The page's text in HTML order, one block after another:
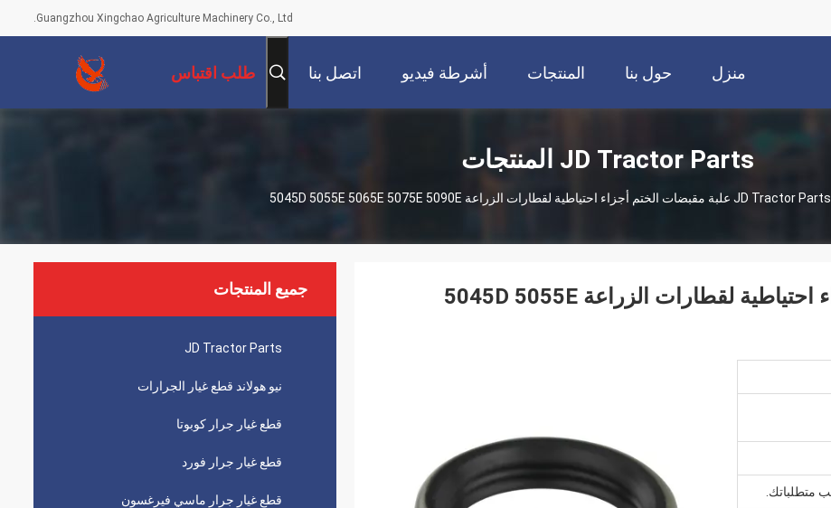
Guangzhou Xingchao Agriculture Machinery Co., Ltd.
منزل حول بنا المنتجات أشرطة فيديو اتصل بنا طلب اقتباس
JD Tractor Parts المنتجات
JD Tractor Parts
جميع المنتجات
JD Tractor Parts
نيو هولاند قطع غيار الجرارات
قطع غيار جرار كوبوتا
قطع غيار جرار فورد
قطع غيار جرار ماسي فيرغسون
RE239148 علبة مقبضات الختم أجزاء احتياطية لقطارات الزراعة 5045D 5055E